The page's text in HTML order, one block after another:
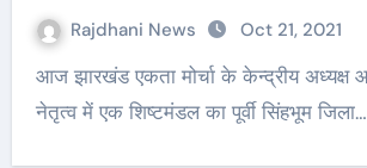
Rajdhani News Oct 21, 2021
आज झारखंड एकता मोर्चा के केन्द्रीय अध्यक्ष आफताब खान के
नेतृत्व में एक शिष्टमंडल का पूर्वी सिंहभूम जिला…